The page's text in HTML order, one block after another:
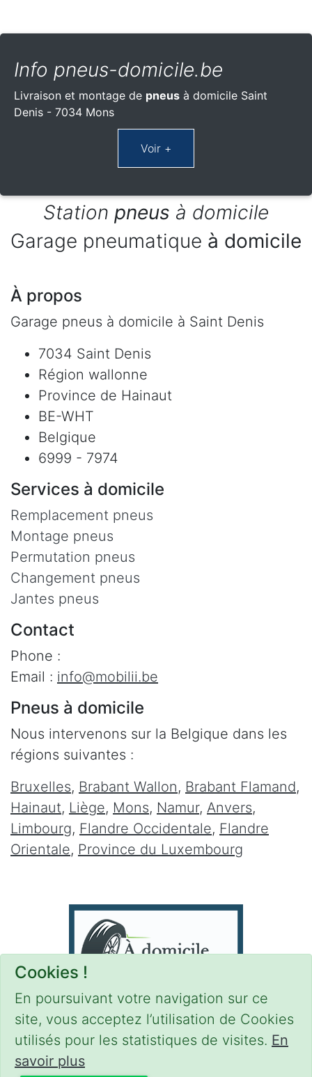
Cookies !
En poursuivant votre navigation sur ce
site, vous acceptez l’utilisation de Cookies
utilisés pour les statistiques de visites. En
savoir plus
Info pneus-domicile.be
Livraison et montage de pneus à domicile Saint
Denis - 7034 Mons
Station pneus à domicile
Garage pneumatique à domicile
À propos
Garage pneus à domicile à Saint Denis
7034 Saint Denis
Région wallonne
Province de Hainaut
BE-WHT
Belgique
6999 - 7974
Services à domicile
Remplacement pneus
Montage pneus
Permutation pneus
Changement pneus
Jantes pneus
Contact
Phone :
Email : info@mobilii.be
Pneus à domicile
Nous intervenons sur la Belgique dans les
régions suivantes :
Bruxelles, Brabant Wallon, Brabant Flamand,
Hainaut, Liège, Mons, Namur, Anvers,
Limbourg, Flandre Occidentale, Flandre
Orientale, Province du Luxembourg
CONDITIONS-